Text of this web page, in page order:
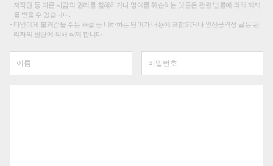
저작권 등 다른 사람의 권리를 침해하거나 명예를 훼손하는 댓글은 관련 법률에 의해 제재
를 받을 수 있습니다.
타인에게 불쾌감을 주는 욕설 등 비하하는 단어가 내용에 포함되거나 인신공격성 글은 관
리자의 판단에 의해 삭제 합니다.